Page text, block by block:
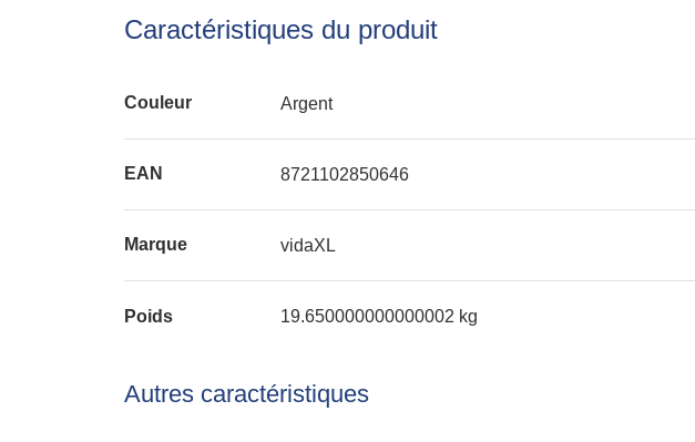
Caractéristiques du produit
Couleur Argent
EAN 8721102850646
Marque vidaXL
Poids 19.650000000000002 kg
Autres caractéristiques